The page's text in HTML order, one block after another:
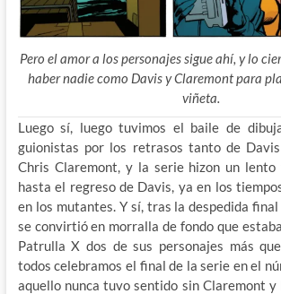
Pero el amor a los personajes sigue ahí, y lo
haber nadie como Davis y Claremont para
viñeta.
Luego sí, luego tuvimos el baile de
guionistas por los retrasos tanto de
Chris Claremont, y la serie hizon un lento
hasta el regreso de Davis, ya en los
en los mutantes. Y sí, tras la despedida
se convirtió en morralla de fondo que
Patrulla X dos de sus personajes más
todos celebramos el final de la serie en el
aquello nunca tuvo sentido sin Claremont y